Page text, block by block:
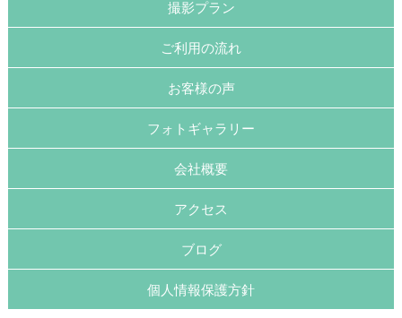
撮影プラン
ご利用の流れ
お客様の声
フォトギャラリー
会社概要
アクセス
ブログ
個人情報保護方針